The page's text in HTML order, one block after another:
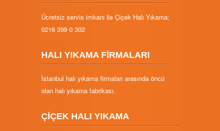
Ücretsiz servis imkanı ile Çiçek Halı Yıkama;
0216 399 0 302
HALI YIKAMA FİRMALARI
İstanbul halı yıkama firmaları arasında öncü
olan halı yıkama fabrikası.
ÇİÇEK HALI YIKAMA